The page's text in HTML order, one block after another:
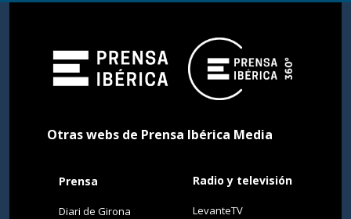
Otras webs de Prensa Ibérica Media
Prensa
Diari de Girona
Radio y televisión
LevanteTV